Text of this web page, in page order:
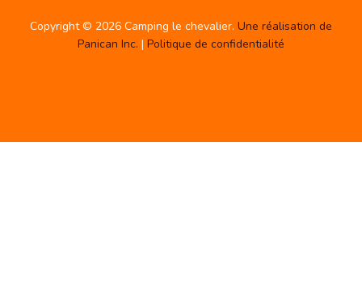
Copyright © 2026 Camping le chevalier. Une réalisation de
Panican Inc. | Politique de confidentialité